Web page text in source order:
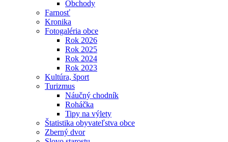
Obchody
Farnosť
Kronika
Fotogaléria obce
Rok 2026
Rok 2025
Rok 2024
Rok 2023
Kultúra, šport
Turizmus
Náučný chodník
Roháčka
Tipy na výlety
Štatistika obyvateľstva obce
Zberný dvor